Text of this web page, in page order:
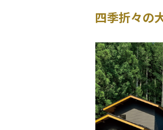
四季折々の